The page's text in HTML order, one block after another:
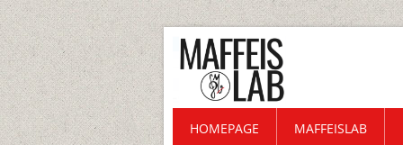
HOMEPAGE MAFFEISLAB